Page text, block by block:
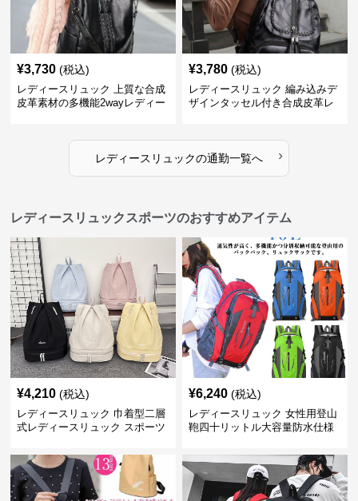
¥3,730 (税込)
レディースリュック 上質な合成
皮革素材の多機能2wayレディー
¥3,780 (税込)
レディースリュック 編み込みデ
ザインタッセル付き合成皮革レ
レディースリュックの通勤一覧へ ›
レディースリュックスポーツのおすすめアイテム
¥4,210 (税込)
レディースリュック 巾着型二層
式レディースリュック スポーツ
¥6,240 (税込)
レディースリュック 女性用登山
鞄四十リットル大容量防水仕様